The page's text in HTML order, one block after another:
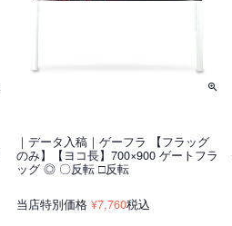
｜データ入稿｜ゲーフラ 【フラッグ
のみ】【ヨコ長】700×900 ゲートフラ
ッグ ◎ 〇反転 □反転
当店特別価格 ¥7,760税込